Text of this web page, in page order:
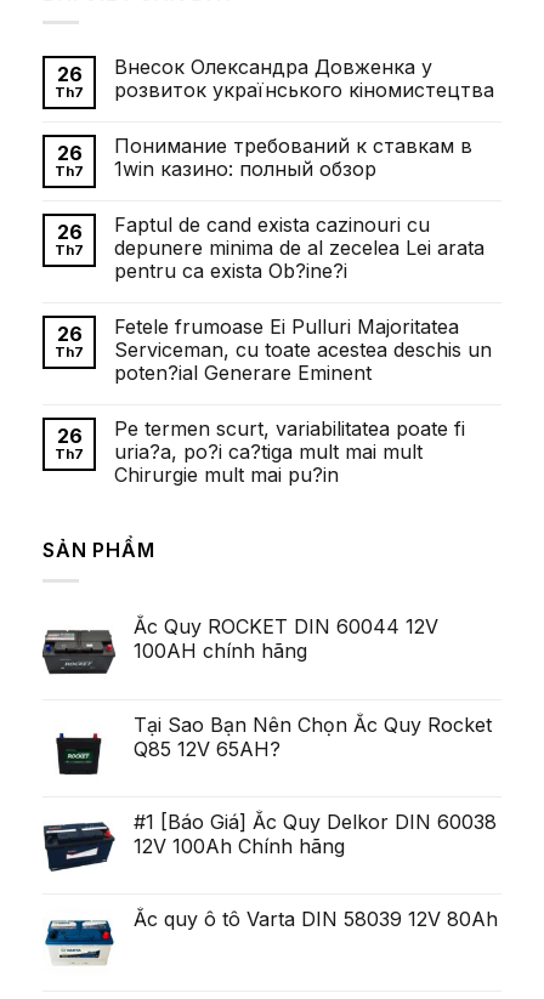
26
Th7
Внесок Олександра Довженка у
розвиток українського кіномистецтва
bình
luận
ở
Довженка
у
розвиток
українського
26
Th7
Понимание требований к ставкам в
1win казино: полный обзор
bình
luận
ở
Понимание
ставкам
в
1win
казино:
полный
26
Th7
Faptul de cand exista cazinouri cu
depunere minima de al zecelea Lei arata
pentru ca exista Ob?ine?i
bình
luận
ở
Faptul
exista
cazinouri
cu
depunere
minima
zecelea
Lei
exista
Ob?
ine?
i
26
Th7
Fetele frumoase Ei Pulluri Majoritatea
Serviceman, cu toate acestea deschis un
poten?ial Generare Eminent
bình
luận
ở
Fetele
Majoritatea
Serviceman,
deschis
poten?
ial
26
Th7
Pe termen scurt, variabilitatea poate fi
uria?a, po?i ca?tiga mult mai mult
Chirurgie mult mai pu?in
bình
luận
ở
variabilitatea
poate
fi
tiga
Chirurgie
mult
mai
SẢN PHẨM
Ắc Quy ROCKET DIN 60044 12V
100AH chính hãng
Tại Sao Bạn Nên Chọn Ắc Quy Rocket
Q85 12V 65AH?
#1 [Báo Giá] Ắc Quy Delkor DIN 60038
12V 100Ah Chính hãng
Ắc quy ô tô Varta DIN 58039 12V 80Ah